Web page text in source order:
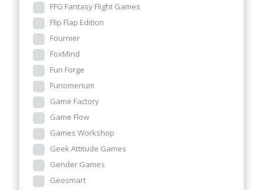
FFG Fantasy Flight Games
Flip Flap Edition
Fournier
FoxMind
Fun Forge
Funomenum
Game Factory
Game Flow
Games Workshop
Geek Attitude Games
Gender Games
Geosmart